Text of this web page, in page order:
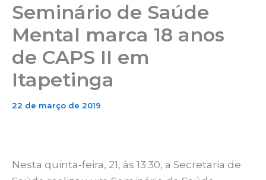
Seminário de Saúde
Mental marca 18 anos
de CAPS II em
Itapetinga
22 de março de 2019
Nesta quinta-feira, 21, às 13:30, a Secretaria de